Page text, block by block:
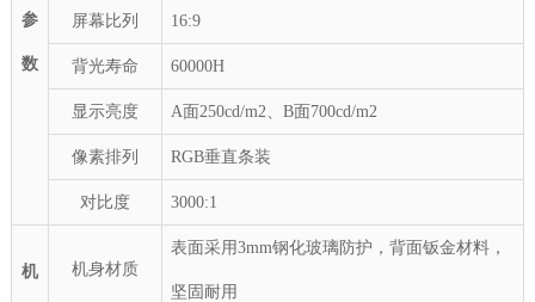
参
数
屏幕比列 16:9
背光寿命 60000H
显示亮度 A面250cd/m2 、B面700cd/m2
像素排列 RGB垂直条装
对比度 3000:1
机 机身材质
表面采用3mm钢化玻璃防护， 背面钣金材料，
坚固耐用